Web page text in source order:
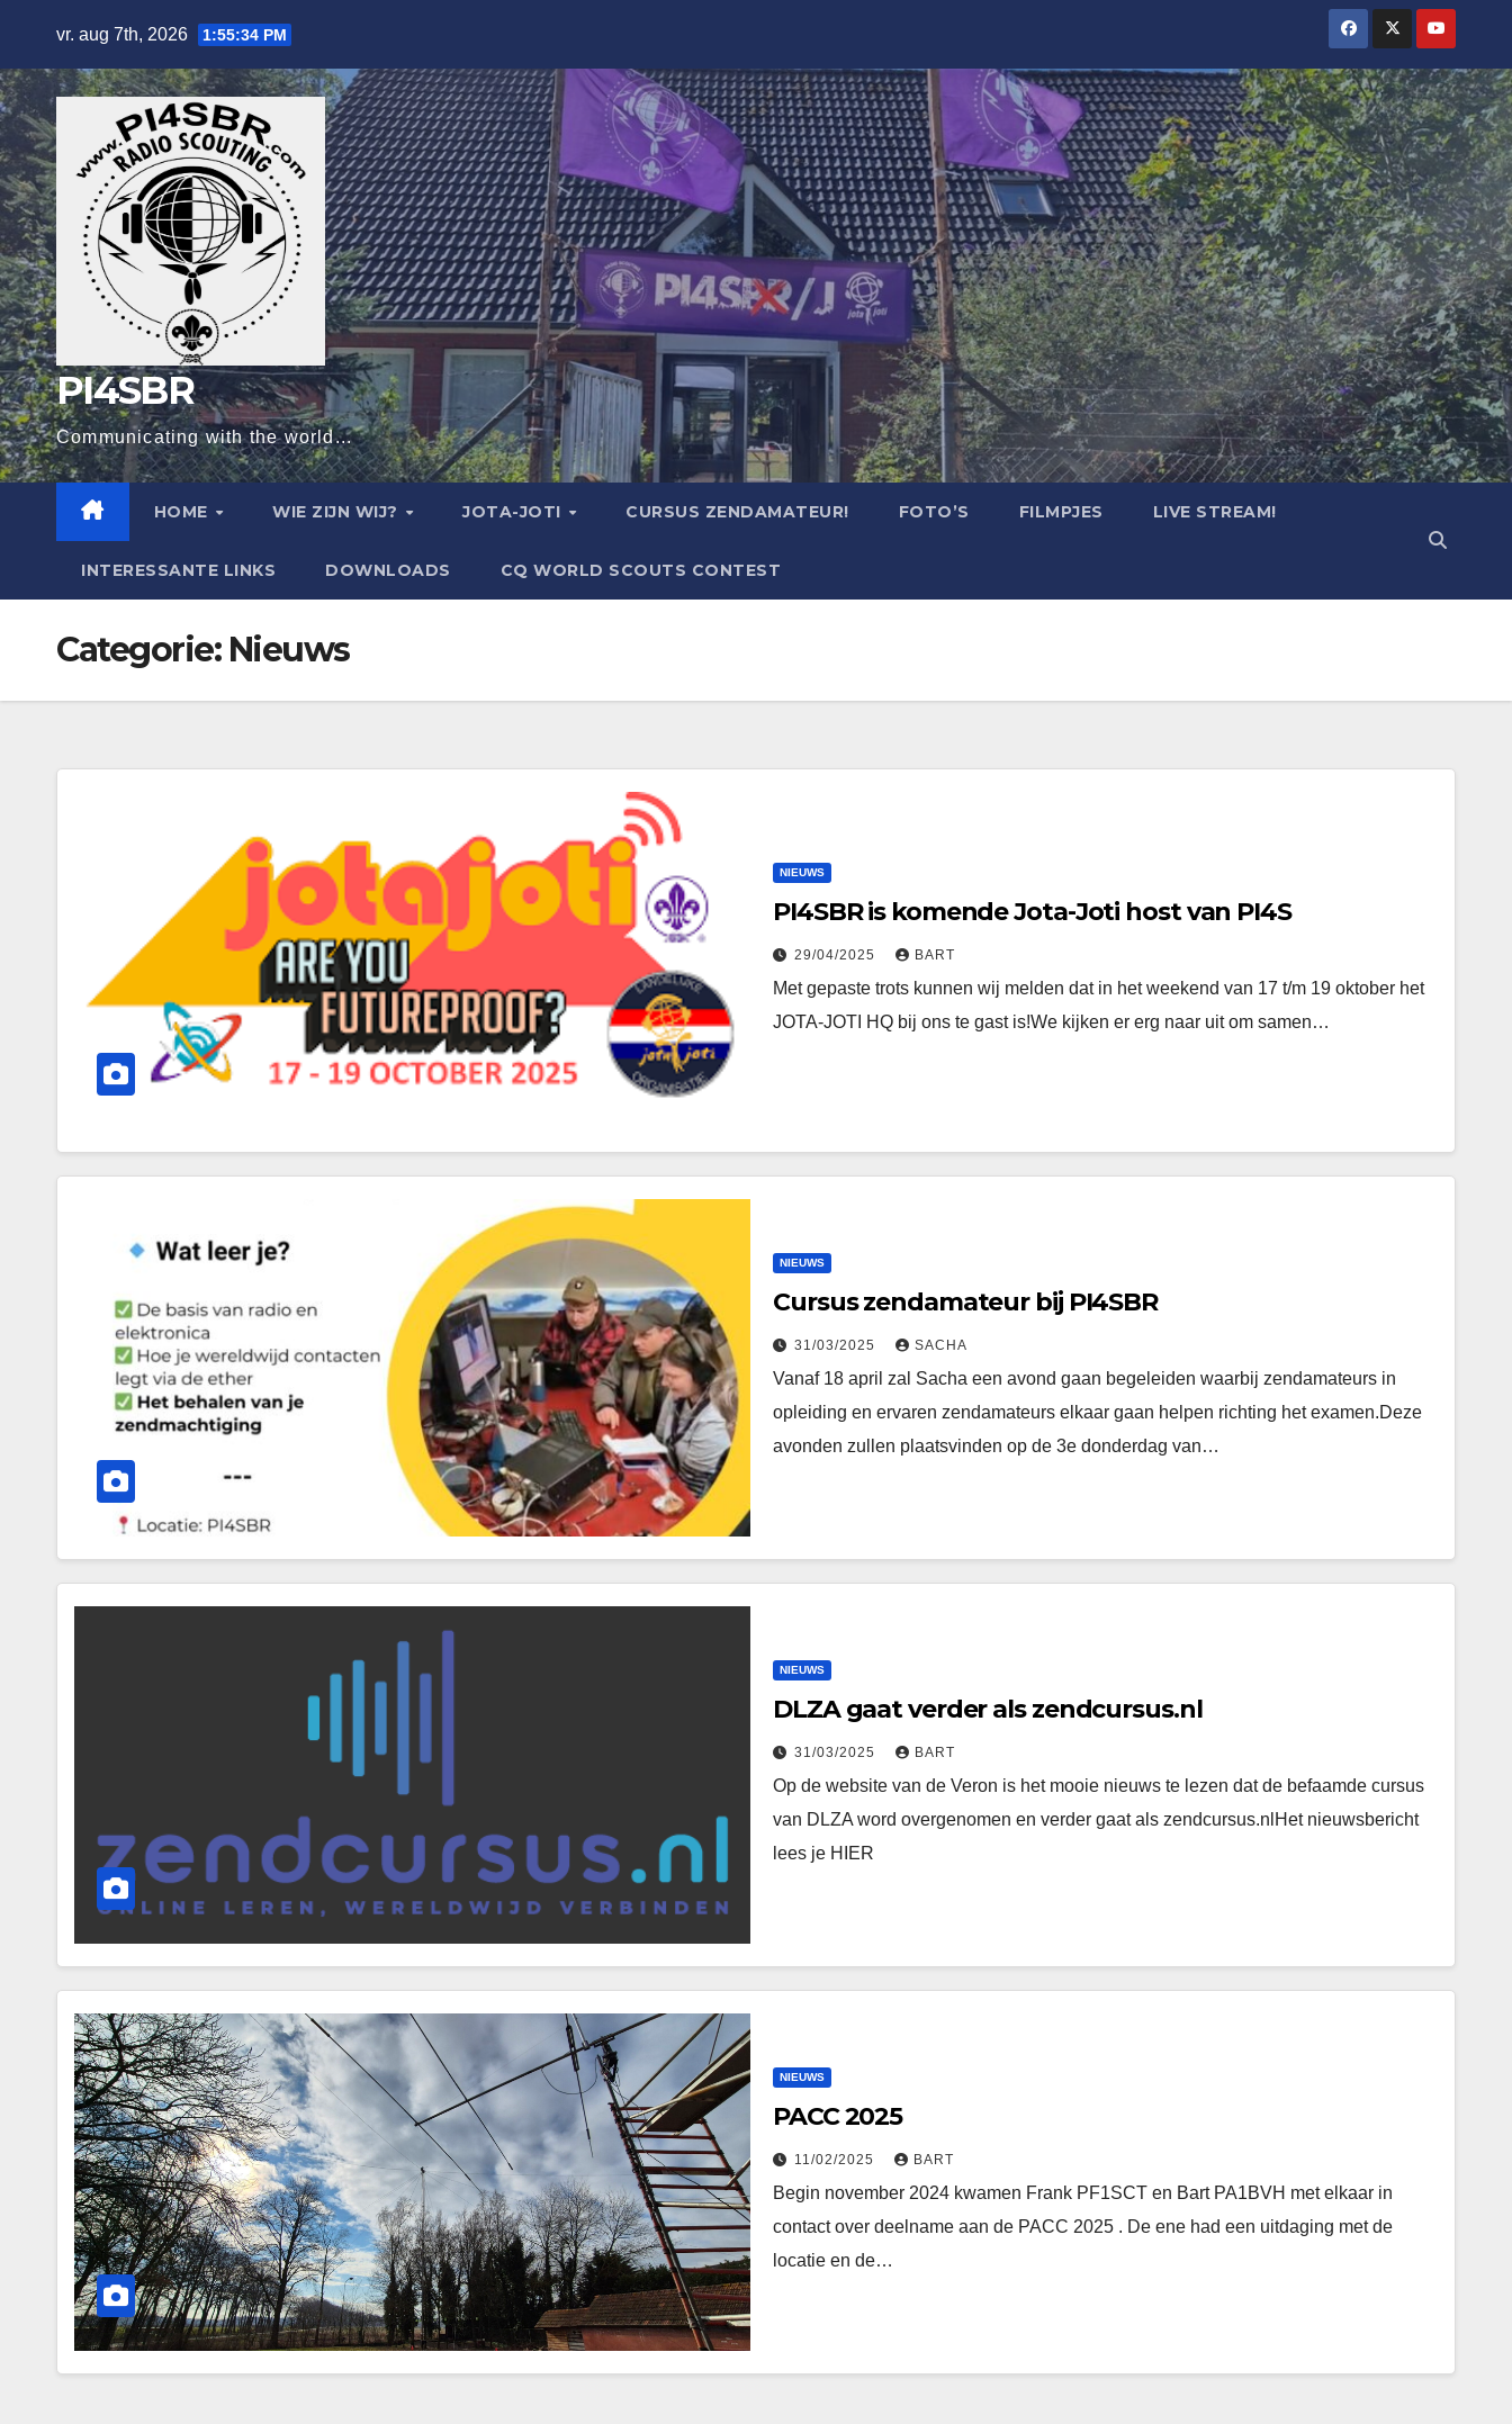
de
inhoud
vr. aug 7th, 2026 1:55:35 PM
PI4SBR
Communicating with the world...
HOME WIE ZIJN WIJ? JOTA-JOTI CURSUS ZENDAMATEUR! FOTO’S FILMPJES LIVE STREAM!
INTERESSANTE LINKS DOWNLOADS CQ WORLD SCOUTS CONTEST
Categorie: Nieuws
NIEUWS
PI4SBR is komende Jota-Joti host van PI4S
29/04/2025 BART
Met gepaste trots kunnen wij melden dat in het weekend van 17 t/m 19 oktober het
JOTA-JOTI HQ bij ons te gast is!We kijken er erg naar uit om samen…
NIEUWS
Cursus zendamateur bij PI4SBR
31/03/2025 SACHA
Vanaf 18 april zal Sacha een avond gaan begeleiden waarbij zendamateurs in
opleiding en ervaren zendamateurs elkaar gaan helpen richting het examen.Deze
avonden zullen plaatsvinden op de 3e donderdag van…
NIEUWS
DLZA gaat verder als zendcursus.nl
31/03/2025 BART
Op de website van de Veron is het mooie nieuws te lezen dat de befaamde cursus
van DLZA word overgenomen en verder gaat als zendcursus.nlHet nieuwsbericht
lees je HIER
NIEUWS
PACC 2025
11/02/2025 BART
Begin november 2024 kwamen Frank PF1SCT en Bart PA1BVH met elkaar in
contact over deelname aan de PACC 2025 . De ene had een uitdaging met de
locatie en de…